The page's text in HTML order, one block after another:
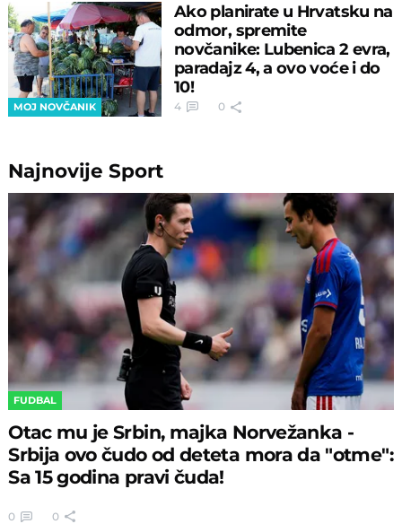
MOJ NOVČANIK
Ako planirate u Hrvatsku na
odmor, spremite
novčanike: Lubenica 2 evra,
paradajz 4, a ovo voće i do
10!
4 0
NajnovijeSport
FUDBAL
Otac mu je Srbin, majka Norvežanka -
Srbija ovo čudo od deteta mora da "otme":
Sa 15 godina pravi čuda!
0 0